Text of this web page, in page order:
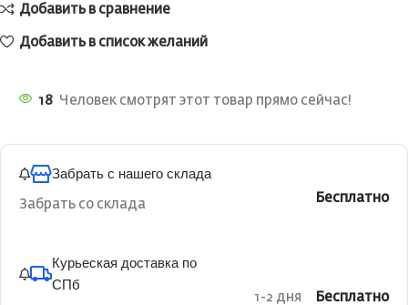
Добавить в сравнение
Добавить в список желаний
18 Человек смотрят этот товар прямо сейчас!
Забрать с нашего склада
Забрать со склада Бесплатно
Курьеская доставка по
СПб
1-2 дня Бесплатно